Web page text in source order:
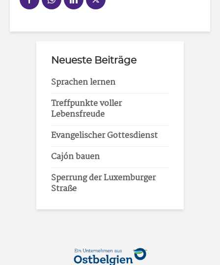
Neueste Beiträge
Sprachen lernen
Treffpunkte voller
Lebensfreude
Evangelischer Gottesdienst
Cajón bauen
Sperrung der Luxemburger
Straße